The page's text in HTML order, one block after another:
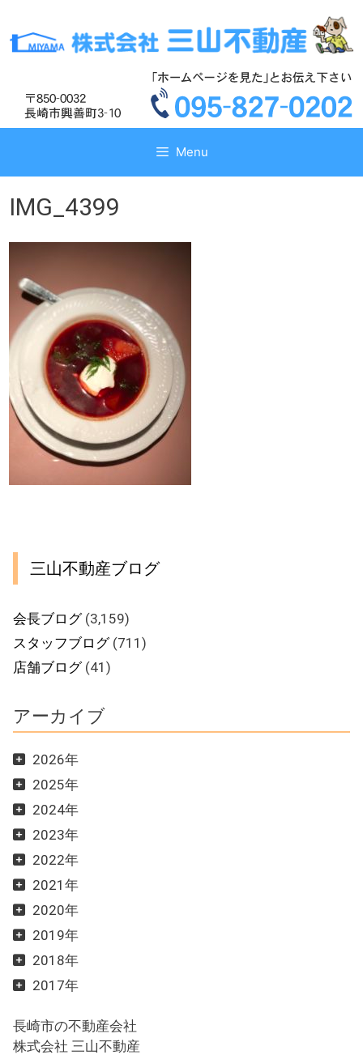
テ
ス
テ
ス
Menu
IMG_4399
三山不動産ブログ
会長ブログ(3,159)
スタッフブログ(711)
店舗ブログ(41)
アーカイブ
2026年
2025年
2024年
2023年
2022年
2021年
2020年
2019年
2018年
2017年
長崎市の不動産会社
株式会社 三山不動産